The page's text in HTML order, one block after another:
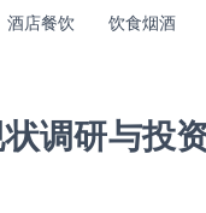
酒店餐饮
饮食烟酒
调研与投